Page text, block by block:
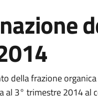
della frazione
3° trimestre 2014 al